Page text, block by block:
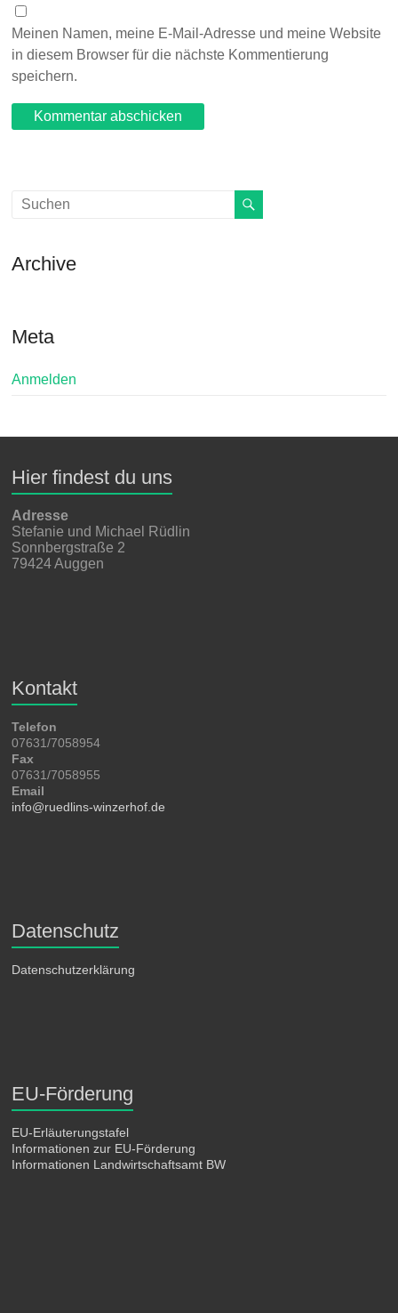
Meinen Namen, meine E-Mail-Adresse und meine Website
in diesem Browser für die nächste Kommentierung
speichern.
Archive
Meta
Anmelden
Hier findest du uns
Adresse
Stefanie und Michael Rüdlin
Sonnbergstraße 2
79424 Auggen
Kontakt
Telefon
07631/7058954
Fax
07631/7058955
Email
info@ruedlins-winzerhof.de
Datenschutz
Datenschutzerklärung
EU-Förderung
EU-Erläuterungstafel
Informationen zur EU-Förderung
Informationen Landwirtschaftsamt BW